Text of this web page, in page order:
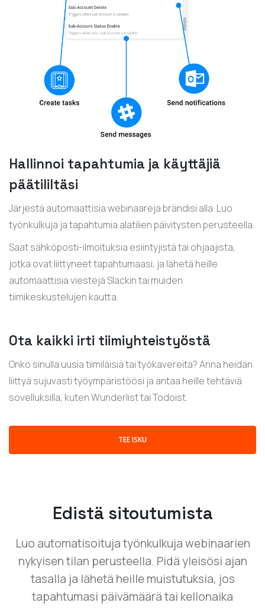
Hallinnoi tapahtumia ja käyttäjiä
päätililtäsi
Järjestä automaattisia webinaareja brändisi alla. Luo
työnkulkuja ja tapahtumia alatilien päivitysten perusteella.
Saat sähköposti-ilmoituksia esiintyjistä tai ohjaajista,
jotka ovat liittyneet tapahtumaasi, ja lähetä heille
automaattisia viestejä Slackin tai muiden
tiimikeskustelujen kautta.
Ota kaikki irti tiimiyhteistyöstä
Onko sinulla uusia tiimiläisiä tai työkavereita? Anna heidän
liittyä sujuvasti työympäristöösi ja antaa heille tehtäviä
sovelluksilla, kuten Wunderlist tai Todoist.
TEE ISKU
Edistä sitoutumista
Luo automatisoituja työnkulkuja webinaarien
nykyisen tilan perusteella. Pidä yleisösi ajan
tasalla ja lähetä heille muistutuksia, jos
tapahtumasi päivämäärä tai kellonaika